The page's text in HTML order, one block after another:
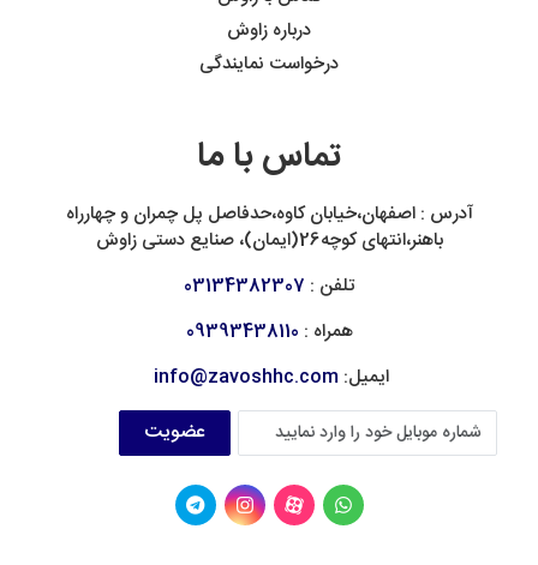
درباره زاوش
درخواست نمایندگی
تماس با ما
آدرس : اصفهان،خیابان کاوه،حدفاصل پل چمران و چهارراه
باهنر،انتهای کوچه26(ایمان)، صنایع دستی زاوش
تلفن : 03134382307
همراه : 09393438110
ایمیل: info@zavoshhc.com
عضویت